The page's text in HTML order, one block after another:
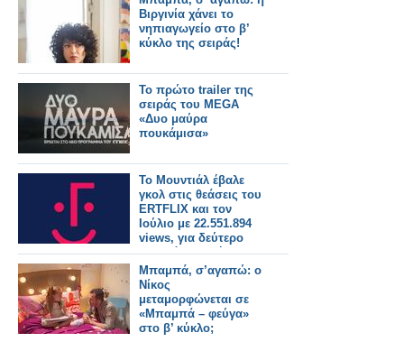
Βιργινία χάνει το
νηπιαγωγείο στο β’
κύκλο της σειράς!
Το πρώτο trailer της
σειράς του MEGA
«Δυο μαύρα
πουκάμισα»
Το Μουντιάλ έβαλε
γκολ στις θεάσεις του
ERTFLIX και τον
Ιούλιο με 22.551.894
views, για δεύτερο
συνεχόμενο μήνα
Μπαμπά, σ’αγαπώ: ο
Νίκος
μεταμορφώνεται σε
«Μπαμπά – φεύγα»
στο β’ κύκλο;